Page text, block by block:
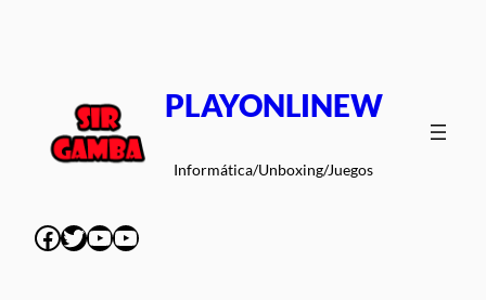
PLAYONLINEW
Informática/Unboxing/Juegos
Facebook
Twitter
YouTube
YouTube